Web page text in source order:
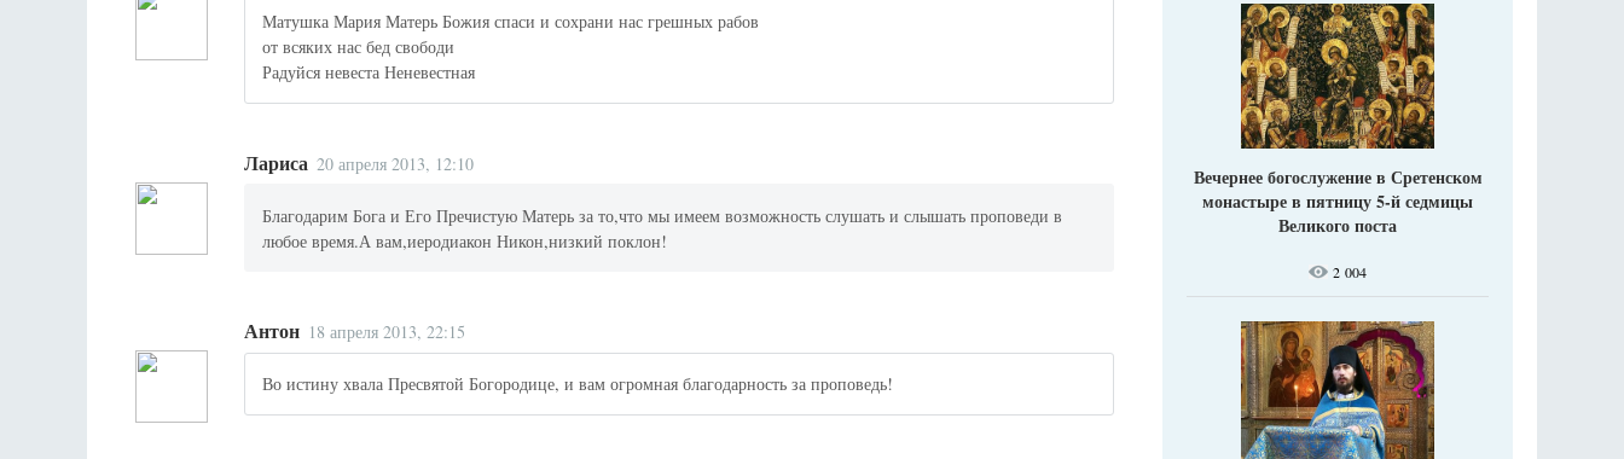
Матушка Мария Матерь Божия спаси и сохрани нас грешных рабов
от всяких нас бед свободи
Радуйся невеста Неневестная
Лариса 20 апреля 2013, 12:10
Благодарим Бога и Его Пречистую Матерь за то,что мы имеем возможность слушать и слышать проповеди в
любое время.А вам,иеродиакон Никон,низкий поклон!
Антон 18 апреля 2013, 22:15
Во истину хвала Пресвятой Богородице, и вам огромная благодарность за проповедь!
Вечернее богослужение в Сретенском
монастыре в пятницу 5-й седмицы
Великого поста
2 004